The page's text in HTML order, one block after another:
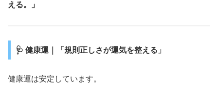
える。」
🩺 健康運｜「規則正しさが運気を整える」
健康運は安定しています。